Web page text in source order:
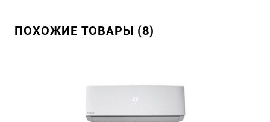
ПОХОЖИЕ ТОВАРЫ (8)